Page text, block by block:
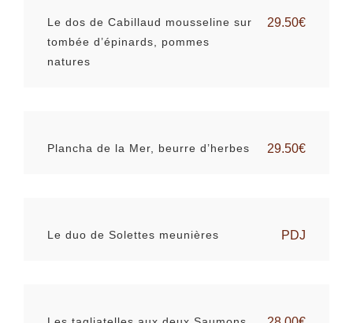
Le dos de Cabillaud mousseline sur
tombée d’épinards, pommes
natures
29.50€
Plancha de la Mer, beurre d’herbes 29.50€
Le duo de Solettes meunières PDJ